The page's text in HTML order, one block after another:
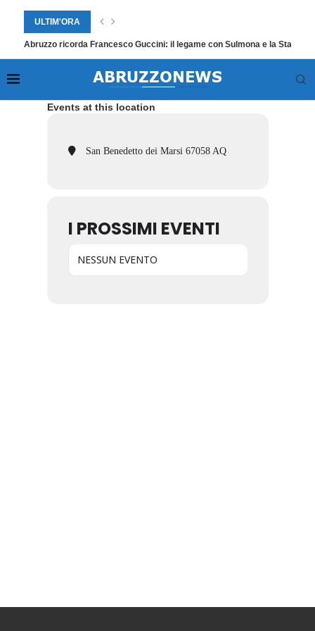
ULTIM'ORA
Abruzzo ricorda Francesco Guccini: il legame con Sulmona e la Statale
Events at this location
San Benedetto dei Marsi 67058 AQ
I PROSSIMI EVENTI
NESSUN EVENTO